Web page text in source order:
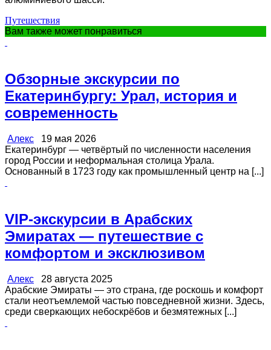
Путешествия
Вам также может понравиться
Обзорные экскурсии по
Екатеринбургу: Урал, история и
современность
Алекс 19 мая 2026
Екатеринбург — четвёртый по численности населения
город России и неформальная столица Урала.
Основанный в 1723 году как промышленный центр на [...]
VIP-экскурсии в Арабских
Эмиратах — путешествие с
комфортом и эксклюзивом
Алекс 28 августа 2025
Арабские Эмираты — это страна, где роскошь и комфорт
стали неотъемлемой частью повседневной жизни. Здесь,
среди сверкающих небоскрёбов и безмятежных [...]